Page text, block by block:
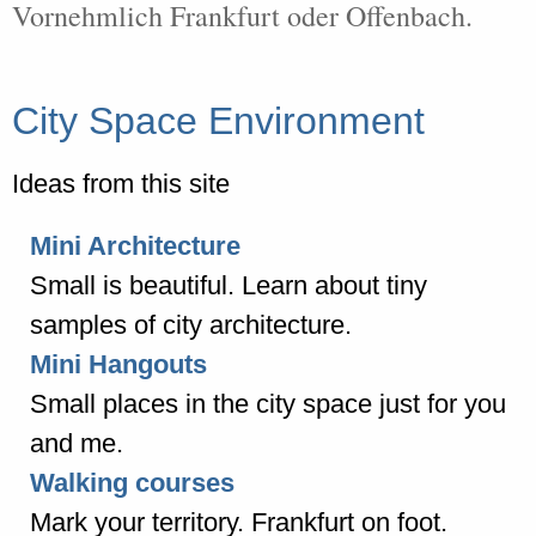
Vornehmlich Frankfurt oder Offenbach.
City Space Environment
Ideas from this site
Mini Architecture
Small is beautiful. Learn about tiny
samples of city architecture.
Mini Hangouts
Small places in the city space just for you
and me.
Walking courses
Mark your territory. Frankfurt on foot.